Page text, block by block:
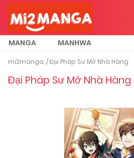
MANGA MANHWA
mi2manga Đại Pháp Sư Mở Nhà Hàng
Đại Pháp Sư Mở Nhà Hàng